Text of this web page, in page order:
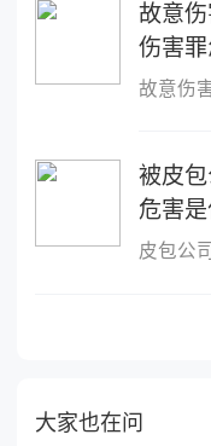
故意
伤害
被皮
危害是
大家也在问